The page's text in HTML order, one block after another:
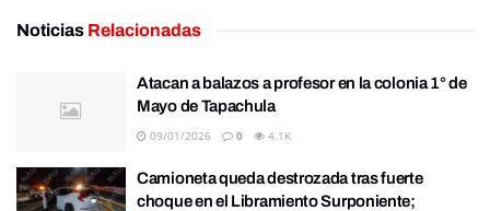
Noticias Relacionadas
Atacan a balazos a profesor en la colonia 1° de
Mayo de Tapachula
09/01/2026 0 4.1K
Camioneta queda destrozada tras fuerte
choque en el Libramiento Surponiente;